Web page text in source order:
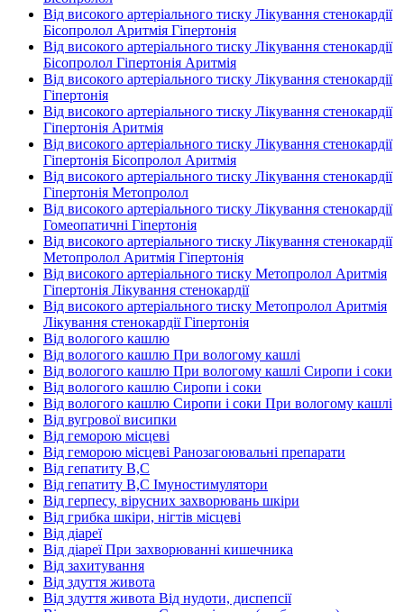
Від високого артеріального тиску Лікування стенокардії
Бісопролол Аритмія Гіпертонія
Від високого артеріального тиску Лікування стенокардії
Бісопролол Гіпертонія Аритмія
Від високого артеріального тиску Лікування стенокардії
Гіпертонія
Від високого артеріального тиску Лікування стенокардії
Гіпертонія Аритмія
Від високого артеріального тиску Лікування стенокардії
Гіпертонія Бісопролол Аритмія
Від високого артеріального тиску Лікування стенокардії
Гіпертонія Метопролол
Від високого артеріального тиску Лікування стенокардії
Гомеопатичні Гіпертонія
Від високого артеріального тиску Лікування стенокардії
Метопролол Аритмія Гіпертонія
Від високого артеріального тиску Метопролол Аритмія
Гіпертонія Лікування стенокардії
Від високого артеріального тиску Метопролол Аритмія
Лікування стенокардії Гіпертонія
Від вологого кашлю
Від вологого кашлю При вологому кашлі
Від вологого кашлю При вологому кашлі Сиропи і соки
Від вологого кашлю Сиропи і соки
Від вологого кашлю Сиропи і соки При вологому кашлі
Від вугрової висипки
Від геморою місцеві
Від геморою місцеві Ранозагоювальні препарати
Від гепатиту В,С
Від гепатиту В,С Імуностимулятори
Від герпесу, вірусних захворювань шкіри
Від грибка шкіри, нігтів місцеві
Від діареї
Від діареї При захворюванні кишечника
Від захитування
Від здуття живота
Від здуття живота Від нудоти, диспепсії